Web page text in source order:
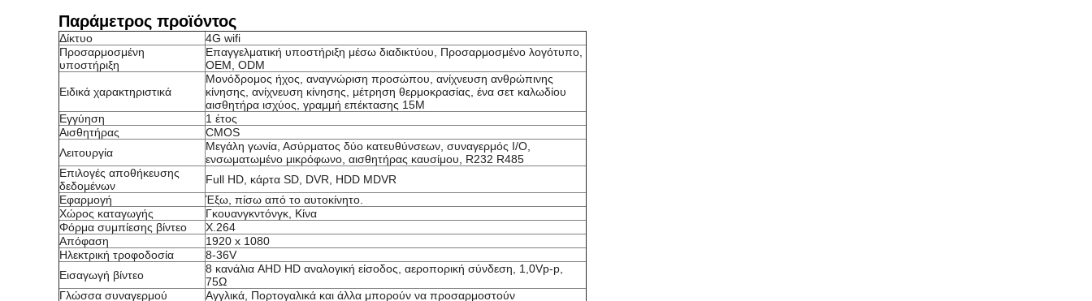
Παράμετρος προϊόντος
Δίκτυο
4G wifi
Προσαρμοσμένη
υποστήριξη
Επαγγελματική υποστήριξη μέσω διαδικτύου, Προσαρμοσμένο λογότυπο,
OEM, ODM
Ειδικά χαρακτηριστικά
Μονόδρομος ήχος, αναγνώριση προσώπου, ανίχνευση ανθρώπινης
κίνησης, ανίχνευση κίνησης, μέτρηση θερμοκρασίας, ένα σετ καλωδίου
αισθητήρα ισχύος, γραμμή επέκτασης 15M
Εγγύηση
1 έτος
Αισθητήρας
CMOS
Λειτουργία
Μεγάλη γωνία, Ασύρματος δύο κατευθύνσεων, συναγερμός I/O,
ενσωματωμένο μικρόφωνο, αισθητήρας καυσίμου, R232 R485
Επιλογές αποθήκευσης
δεδομένων
Full HD, κάρτα SD, DVR, HDD MDVR
Εφαρμογή
Έξω, πίσω από το αυτοκίνητο.
Χώρος καταγωγής
Γκουανγκντόνγκ, Κίνα
Φόρμα συμπίεσης βίντεο
Χ.264
Απόφαση
1920 x 1080
Ηλεκτρική τροφοδοσία
8-36V
Εισαγωγή βίντεο
8 κανάλια AHD HD αναλογική είσοδος, αεροπορική σύνδεση, 1,0Vp-p,
75Ω
Γλώσσα συναγερμού
Αγγλικά, Πορτογαλικά και άλλα μπορούν να προσαρμοστούν